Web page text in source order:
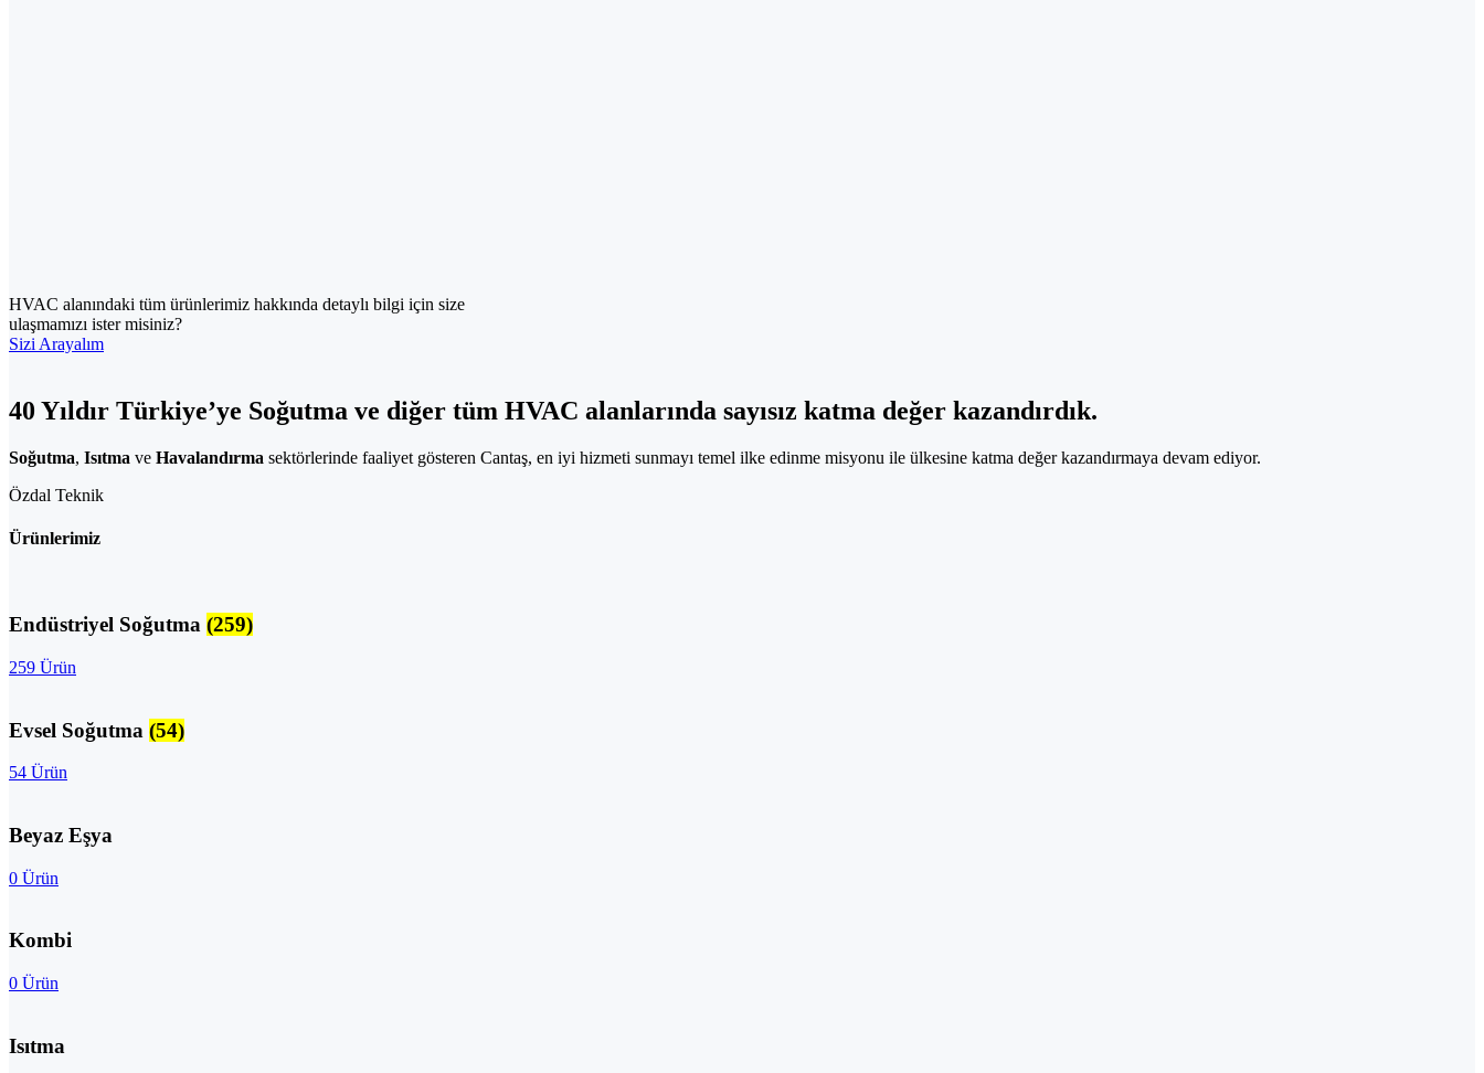
HVAC alanındaki tüm ürünlerimiz hakkında detaylı bilgi için size
ulaşmamızı ister misiniz?
Sizi Arayalım
40 Yıldır Türkiye’ye Soğutma ve diğer tüm HVAC alanlarında sayısız katma değer kazandırdık.
Soğutma, Isıtma ve Havalandırma sektörlerinde faaliyet gösteren Cantaş, en iyi hizmeti sunmayı temel ilke edinme misyonu ile ülkesine katma değer kazandırmaya devam ediyor.
Özdal Teknik
Ürünlerimiz
Endüstriyel Soğutma (259)
259 Ürün
Evsel Soğutma (54)
54 Ürün
Beyaz Eşya
0 Ürün
Kombi
0 Ürün
Isıtma